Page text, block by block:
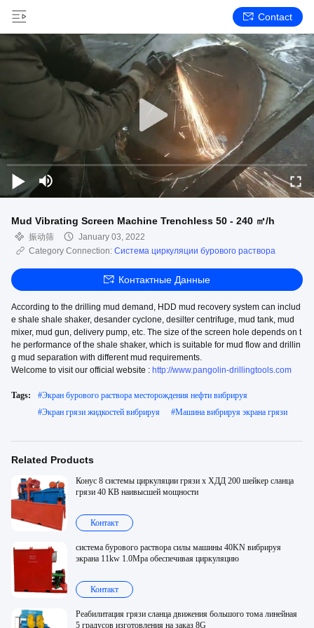
Contact
Mud Vibrating Screen Machine Trenchless 50 - 240 ㎥/h
振动筛
January 03, 2022
Category Connection: Система циркуляции бурового раствора
Контактные Данные
According to the drilling mud demand, HDD mud recovery system can includ
e shale shale shaker, desander cyclone, desilter centrifuge, mud tank, mud
mixer, mud gun, delivery pump, etc. The size of the screen hole depends on t
he performance of the shale shaker, which is suitable for mud flow and drillin
g mud separation with different mud requirements.
Welcome to visit our official website : http://www.pangolin-drillingtools.com
Tags: #Экран бурового раствора месторождения нефти вибрируя
#Экран грязи жидкостей вибрируя #Машина вибрируя экрана грязи
Related Products
Конус 8 системы циркуляции грязи х ХДД 200 шейкер сланца
грязи 40 КВ наивысшей мощности
Контакт
система бурового раствора силы машины 40KN вибрируя
экрана 11kw 1.0Mpa обеспечивая циркуляцию
Контакт
Реабилитация грязи сланца движения большого тома линейная
5 градусов изготовления на заказ 8G